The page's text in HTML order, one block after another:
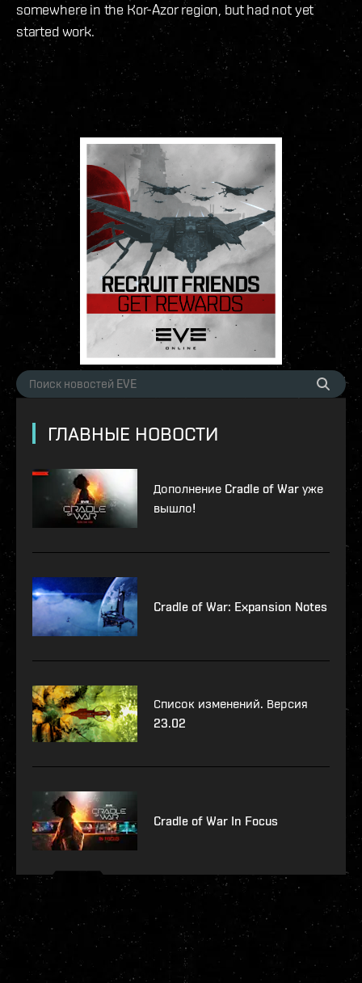
somewhere in the Kor-Azor region, but had not yet
started work.
ГЛАВНЫЕ НОВОСТИ
Дополнение Cradle of War уже
вышло!
Cradle of War: Expansion Notes
Список изменений. Версия
23.02
Cradle of War In Focus